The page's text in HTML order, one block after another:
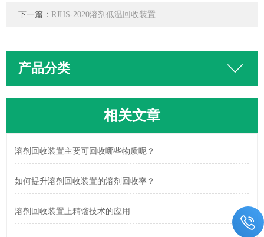
下一篇： RJHS-2020溶剂低温回收装置
产品分类
相关文章
溶剂回收装置主要可回收哪些物质呢？
如何提升溶剂回收装置的溶剂回收率？
溶剂回收装置上精馏技术的应用